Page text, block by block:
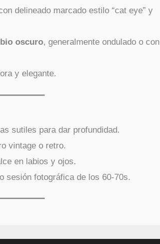
delineado marcado estilo “cat eye” y
oscuro, generalmente ondulado o con
y elegante.
sutiles para dar profundidad.
vintage o retro.
en labios y ojos.
sesión fotográfica de los 60-70s.